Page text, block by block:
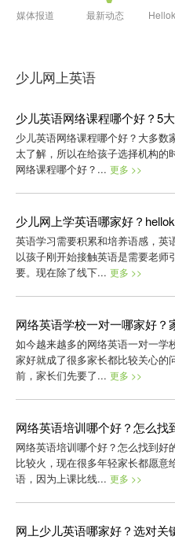
媒体报道 最新动态
少儿网上英语
少儿英语网络课程哪个好？5
少儿英语网络课程哪个好？大多数
太了解，所以在给孩子选择机构的
网络课程哪个好？... 更多 >>
少儿网上学英语哪家好？
英语学习需要积累和培养语感，英
以孩子刚开始接触英语是需要老
要。现在除了线下... 更多 >>
网络英语学校一对一哪家好？
如今越来越多的网络英语一对一学
家好就成了很多家长都比较关心的
前，家长们先要了... 更多 >>
网络英语培训哪个好？怎么找
网络英语培训哪个好？怎么找到好
比较火，现在很多年轻家长都愿
语，因为上课比线... 更多 >>
网上少儿英语哪家好？选对关